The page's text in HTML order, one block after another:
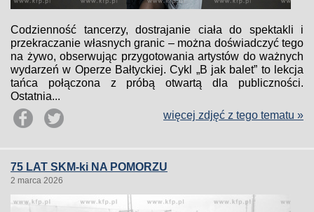
Codzienność tancerzy, dostrajanie ciała do spektakli i
przekraczanie własnych granic – można doświadczyć tego
na żywo, obserwując przygotowania artystów do ważnych
wydarzeń w Operze Bałtyckiej. Cykl „B jak balet” to lekcja
tańca połączona z próbą otwartą dla publiczności.
Ostatnia...
więcej zdjęć z tego tematu »
75 LAT SKM-ki NA POMORZU
2 marca 2026